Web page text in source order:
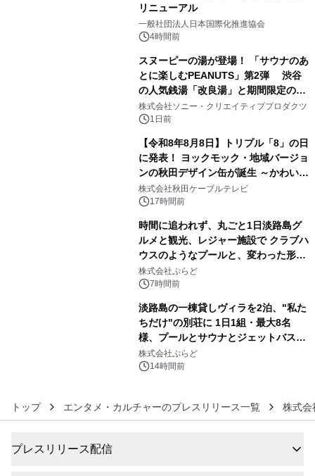
リニューアル
一般社団法人日本国際化推進協会
4時間前
スヌーピーの湯が登場！ 「サウナのあ
とに楽しむPEANUTS」第2弾 渋谷
の人気銭湯「改良湯」と期間限定のコ
ラボレーション サウナイキタイコラ
ボグッズも発売決定！
株式会社ソニー・クリエイティブプロダクツ
1日前
【令和8年8月8日】トリプル「8」の日
に発表！ ヨックモック・地域バージョ
ンの秋田デザイン缶が誕生 ～かわいい
秋田犬の子犬と秋田の四季と名所を巡
るパッケージ～ 9月1日(火)秋田県内で
販売開始
株式会社秋田ケーブルテレビ
17時間前
時間に追われず、丸ごと1日淡路島グ
ルメと観光、レジャー施設で クラブハ
ウスのようなプールと、変わった形の
サウナも 「THE BOXY AWAJI」のお
得な素泊まり連泊プランで
株式会社ぷらど
7時間前
淡路島の一棟貸しヴィラを2泊、"私た
ちだけ"の別荘に 1日1組・最大8名
様、プールとサウナとジェットバス付
きで Villa Mon Temps AWAJIの連泊
素泊りプラン
株式会社ぷらど
14時間前
トップ エンタメ・カルチャーのプレスリリース一覧 株式会
プレスリリース配信